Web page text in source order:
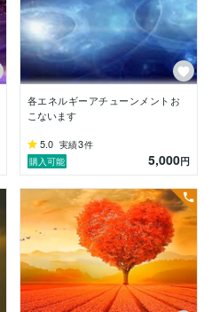
各エネルギーアチューンメントお
こないます
5.0 実績3件
購入可能
5,000円